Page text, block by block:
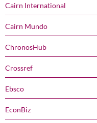
Cairn International
Cairn Mundo
ChronosHub
Crossref
Ebsco
EconBiz